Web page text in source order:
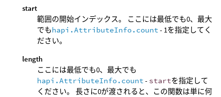
start
範囲の開始インデックス。 ここには最低でも0、最大
でもhapi.AttributeInfo.count - 1を指定してく
ださい。
length
ここには最低でも0、最大でも
hapi.AttributeInfo.count - startを指定して
ください。 長さに0が渡されると、この関数は単に何